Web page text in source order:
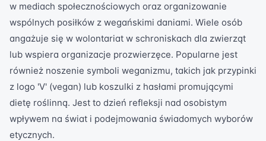
w mediach społecznościowych oraz organizowanie
wspólnych posiłków z wegańskimi daniami. Wiele osób
angażuje się w wolontariat w schroniskach dla zwierząt
lub wspiera organizacje prozwierzęce. Popularne jest
również noszenie symboli weganizmu, takich jak przypinki
z logo 'V' (vegan) lub koszulki z hasłami promującymi
dietę roślinną. Jest to dzień refleksji nad osobistym
wpływem na świat i podejmowania świadomych wyborów
etycznych.